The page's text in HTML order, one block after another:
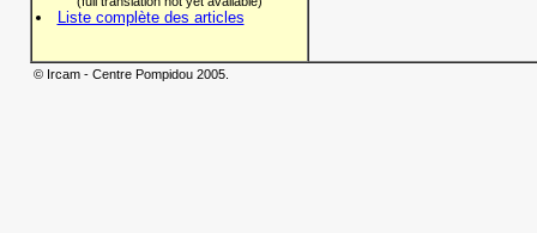
Liste complète des articles
© Ircam - Centre Pompidou 2005.